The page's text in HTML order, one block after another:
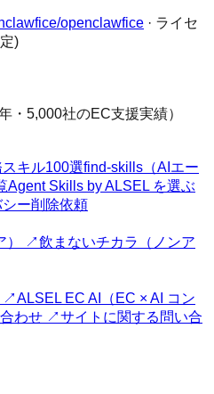
openclawfice · ライセ
)
・5,000社のEC支援実績）
キル100選find-skills（AIエー
Agent Skills by ALSEL を選ぶ
ー削除依頼
） ↗飲まないチカラ（ノンア
↗ALSEL EC AI（EC × AI コン
わせ ↗サイトに関する問い合